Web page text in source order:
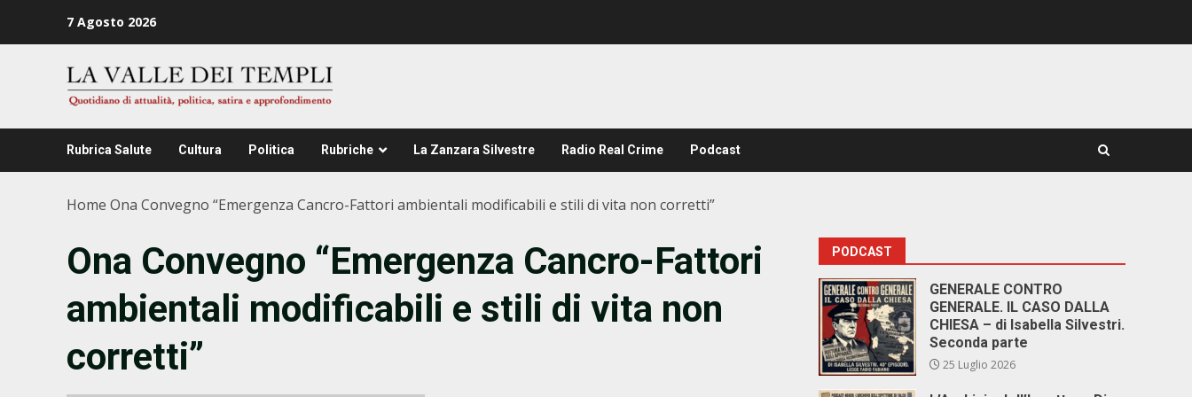
7 Agosto 2026
Rubrica Salute Cultura Politica Rubriche La Zanzara Silvestre Radio Real Crime Podcast
Home Ona Convegno “Emergenza Cancro-Fattori ambientali modificabili e stili di vita non corretti”
Ona Convegno “Emergenza Cancro-Fattori
ambientali modificabili e stili di vita non
corretti”
PODCAST
GENERALE CONTRO
GENERALE. IL CASO DALLA
CHIESA – di Isabella Silvestri.
Seconda parte
25 Luglio 2026